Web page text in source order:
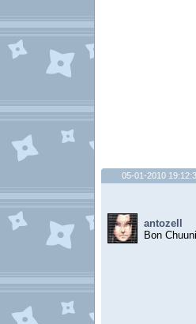
05-01-2010
antozell
Bon